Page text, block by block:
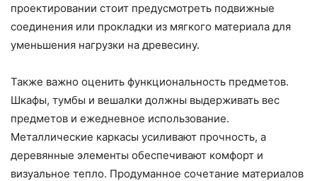
проектировании стоит предусмотреть подвижные
соединения или прокладки из мягкого материала для
уменьшения нагрузки на древесину.
Также важно оценить функциональность предметов.
Шкафы, тумбы и вешалки должны выдерживать вес
предметов и ежедневное использование.
Металлические каркасы усиливают прочность, а
деревянные элементы обеспечивают комфорт и
визуальное тепло. Продуманное сочетание материалов